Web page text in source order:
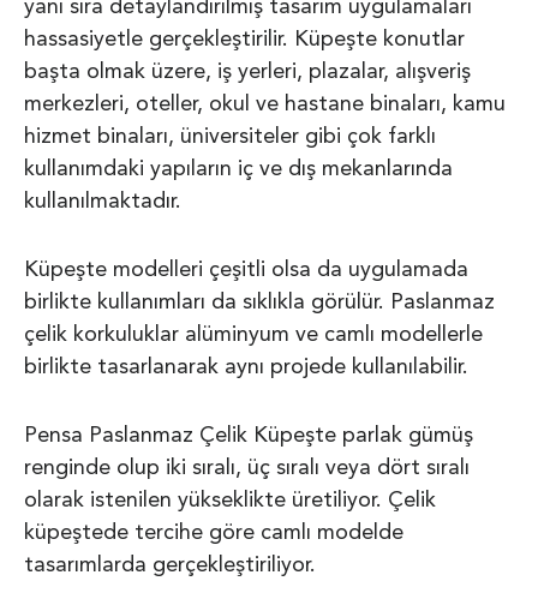
yanı sıra detaylandırılmış tasarım uygulamaları
hassasiyetle gerçekleştirilir. Küpeşte konutlar
başta olmak üzere, iş yerleri, plazalar, alışveriş
merkezleri, oteller, okul ve hastane binaları, kamu
hizmet binaları, üniversiteler gibi çok farklı
kullanımdaki yapıların iç ve dış mekanlarında
kullanılmaktadır.
Küpeşte modelleri çeşitli olsa da uygulamada
birlikte kullanımları da sıklıkla görülür. Paslanmaz
çelik korkuluklar alüminyum ve camlı modellerle
birlikte tasarlanarak aynı projede kullanılabilir.
Pensa Paslanmaz Çelik Küpeşte parlak gümüş
renginde olup iki sıralı, üç sıralı veya dört sıralı
olarak istenilen yükseklikte üretiliyor. Çelik
küpeştede tercihe göre camlı modelde
tasarımlarda gerçekleştiriliyor.